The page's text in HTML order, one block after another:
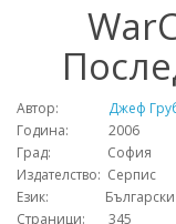
Автор:
Джеф
Година: 2006
Град: София
Издателство: Серпис
Език: Български
Страници: 345